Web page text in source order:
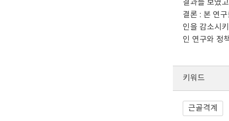
결과를 보였
결론 : 본 연
인을 감소시
인 연구와 정
키워드
근골격계